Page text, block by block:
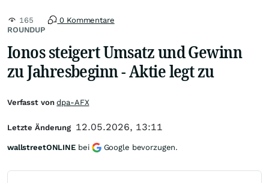
ROUNDUP
165 0 Kommentare
Ionos steigert Umsatz und Gewinn
zu Jahresbeginn - Aktie legt zu
Verfasst vondpa-AFX
Letzte Änderung 12.05.2026, 13:11
wallstreetONLINE bei Google bevorzugen.